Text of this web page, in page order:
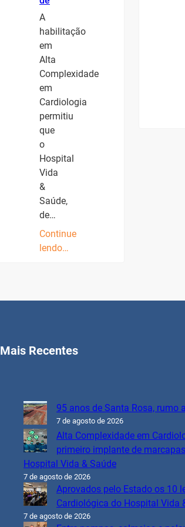
A
habilitação
em
Alta
Complexidade
em
Cardiologia
permitiu
que
o
Hospital
Vida
&
Saúde,
de…
Continue
lendo…
Mais Recentes
95 anos de Santa Rosa, rumo
7 de agosto de 2026
Alta Complexidade em
primeiro implante de
Hospital Vida & Saúde
7 de agosto de 2026
Aprovados pelo Estado os 10
Cardiológica do Hospital Vida
7 de agosto de 2026